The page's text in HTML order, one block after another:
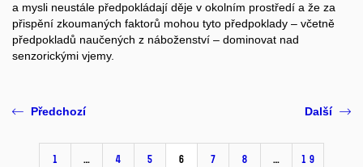
a mysli neustále předpokládají děje v okolním prostředí a že za
přispění zkoumaných faktorů mohou tyto předpoklady – včetně
předpokladů naučených z náboženství – dominovat nad
senzorickými vjemy.
Předchozí
1 … 4 5 6 7 8 … 19
Další